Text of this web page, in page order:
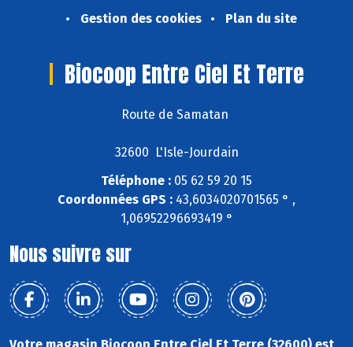
Gestion des cookies
Plan du site
Biocoop Entre Ciel Et Terre
Route de Samatan
32600 L'Isle-Jourdain
Téléphone : 05 62 59 20 15
Coordonnées GPS : 43,6034020701565 ° ,
1,06952296693419 °
Nous suivre sur